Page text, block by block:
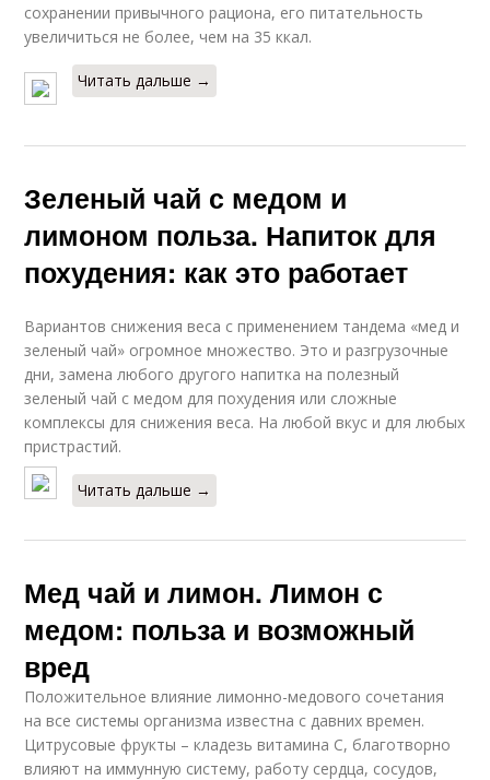
сохранении привычного рациона, его питательность
увеличиться не более, чем на 35 ккал.
Читать дальше →
Зеленый чай с медом и
лимоном польза. Напиток для
похудения: как это работает
Вариантов снижения веса с применением тандема «мед и
зеленый чай» огромное множество. Это и разгрузочные
дни, замена любого другого напитка на полезный
зеленый чай с медом для похудения или сложные
комплексы для снижения веса. На любой вкус и для любых
пристрастий.
Читать дальше →
Мед чай и лимон. Лимон с
медом: польза и возможный
вред
Положительное влияние лимонно-медового сочетания
на все системы организма известна с давних времен.
Цитрусовые фрукты – кладезь витамина C, благотворно
влияют на иммунную систему, работу сердца, сосудов,